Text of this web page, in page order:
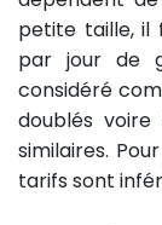
petite taille, il
par jour de
considéré
doublés
similaires.
tarifs sont